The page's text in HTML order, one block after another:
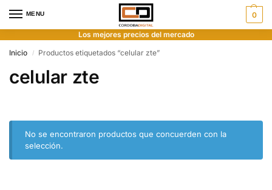
MENU 0
Los mejores precios del mercado
Inicio
/ Productos etiquetados “celular zte”
celular zte
No se encontraron productos que concuerden con la
selección.